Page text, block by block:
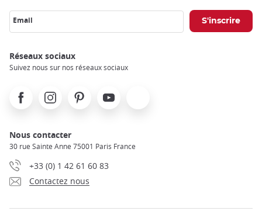
Email
Réseaux sociaux
Suivez nous sur nos réseaux sociaux
FacebookInstagramPinterest Youtube
Nous contacter
30 rue Sainte Anne 75001 Paris France
+33 (0) 1 42 61 60 83
Contactez nous